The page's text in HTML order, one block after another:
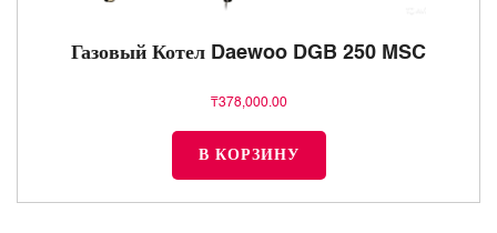
Газовый Котел Daewoo DGB 250 MSC
₸378,000.00
В КОРЗИНУ